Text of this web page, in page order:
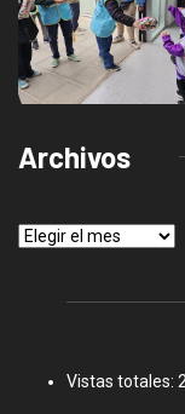
Archivos
Archivos
Vistas totales: